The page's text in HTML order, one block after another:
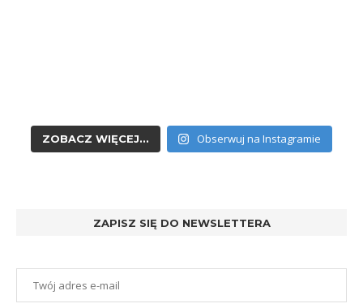
ZOBACZ WIĘCEJ... Obserwuj na Instagramie
ZAPISZ SIĘ DO NEWSLETTERA